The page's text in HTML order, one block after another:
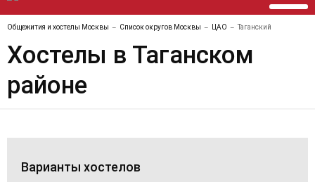
Общежития и хостелы Москвы Список округов Москвы ЦАО Таганский
Хостелы в Таганском
районе
Варианты хостелов